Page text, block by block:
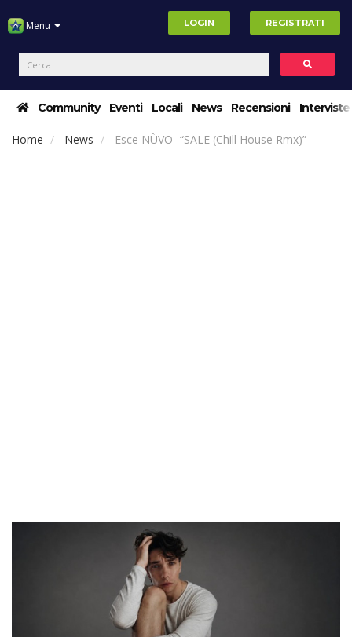
Menu LOGIN REGISTRATI
Community Eventi Locali News Recensioni Interviste
Home News Esce NÙVO -“SALE (Chill House Rmx)”